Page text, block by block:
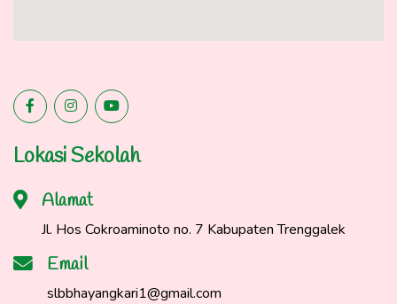
Lokasi Sekolah
Alamat
Jl. Hos Cokroaminoto no. 7 Kabupaten Trenggalek
Email
slbbhayangkari1@gmail.com